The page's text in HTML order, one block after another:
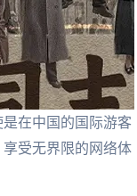
在中国的国际游客
受无界限的网络体